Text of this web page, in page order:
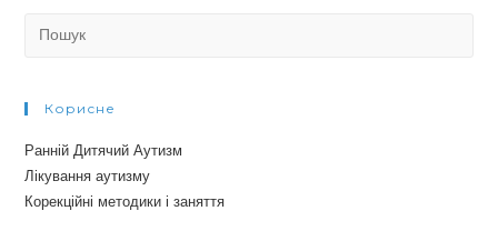
Корисне
Ранній Дитячий Аутизм
Лікування аутизму
Корекційні методики і заняття